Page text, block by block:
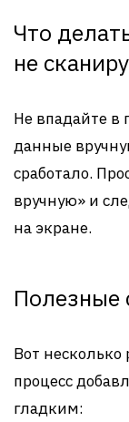
Что
не
Не впадайте в
данные
сработало.
вручную» и
на экране.
Полезные
Вот
процесс
гладким: